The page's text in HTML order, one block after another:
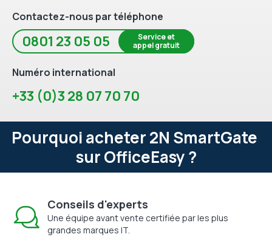
Contactez-nous par téléphone
0801 23 05 05
Service et
appel gratuit
Numéro international
+33 (0)3 28 07 70 70
Pourquoi acheter 2N SmartGate
sur OfficeEasy ?
Conseils d'experts
Une équipe avant vente certifiée par les plus
grandes marques IT.